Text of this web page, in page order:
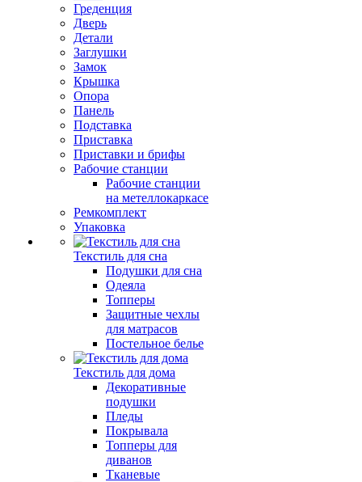
Греденция
Дверь
Детали
Заглушки
Замок
Крышка
Опора
Панель
Подставка
Приставка
Приставки и брифы
Рабочие станции
Рабочие станции
на метеллокаркасе
Ремкомплект
Упаковка
Текстиль для сна
Подушки для сна
Одеяла
Топперы
Защитные чехлы
для матрасов
Постельное белье
Текстиль для дома
Декоративные
подушки
Пледы
Покрывала
Топперы для
диванов
Тканевые